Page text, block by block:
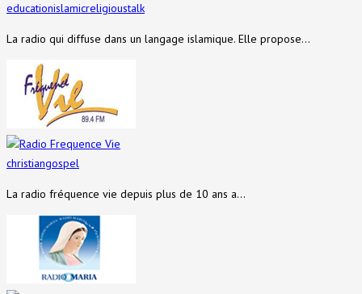
educationislamicreligioustalk
La radio qui diffuse dans un langage islamique. Elle propose…
Radio Frequence Vie
christiangospel
La radio fréquence vie depuis plus de 10 ans a…